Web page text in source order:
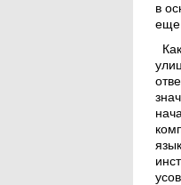
в
еще